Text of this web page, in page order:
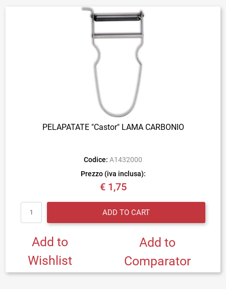
PELAPATATE "Castor" LAMA CARBONIO
Codice: A1432000
Prezzo (iva inclusa):
€ 1,75
ADD TO CART
Add to
Wishlist
Add to
Comparator